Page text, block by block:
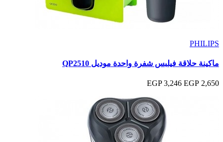
PHILIPS
ماكينة حلاقة فيلبس شفرة واحدة موديل QP2510
2,650 EGP
3,246 EGP